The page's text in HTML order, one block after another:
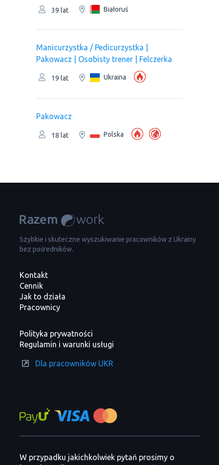
39 lat Białoruś
Manicurzystka / Pedicurzystka |
Pakowacz | Osobisty trener | Felczerka
19 lat Ukraina
Pakowacz
18 lat Polska
Szybkie i skuteczne wyszukiwanie pracowników z Ukrainy
bez pośredników.
Kontakt
Cennik
Jak to działa
Pracownicy
Polityka prywatności
Regulamin i warunki usługi
Dla pracowników UKR
W przypadku jakichkolwiek pytań prosimy o